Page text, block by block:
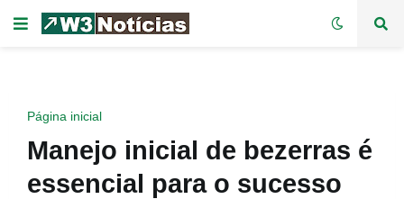
Página inicial
Manejo inicial de bezerras é
essencial para o sucesso